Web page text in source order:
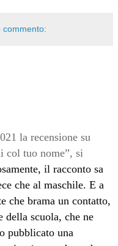
commento:
la recensione su
col tuo nome”, si
il racconto sa
che al maschile. E a
che brama un contatto,
della scuola, che ne
pubblicato una